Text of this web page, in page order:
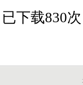
已下载830次